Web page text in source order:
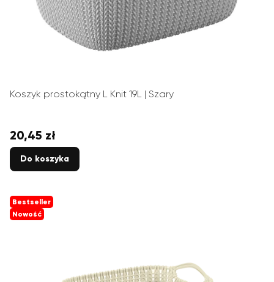
Koszyk prostokątny L Knit 19L | Szary
Cena
20,45 zł
Do koszyka
Bestseller
Nowość